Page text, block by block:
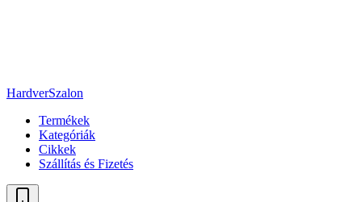
HardverSzalon
Termékek
Kategóriák
Cikkek
Szállítás és Fizetés